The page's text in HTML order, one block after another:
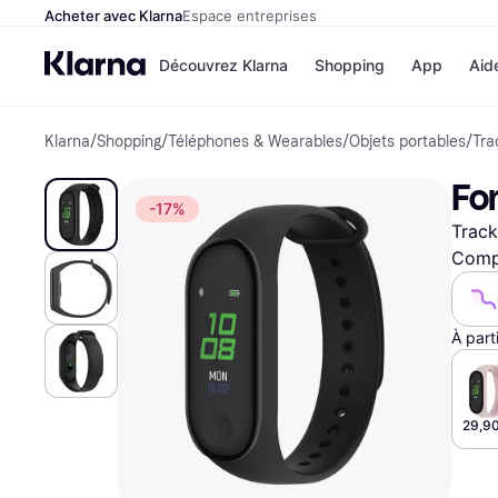
Acheter avec KlarnaEspace entreprises
Découvrez Klarna
Options de
Payer maintenant
Paiement en 3 fois
Paiement à 30 jours
Klarna sur Apple Pay
Shopping
Magasins
Airbnb
Temu
JD
Voir tous
App
Klarna/Shopping/Téléphones & Wearables/Objets portables/
-17%
À